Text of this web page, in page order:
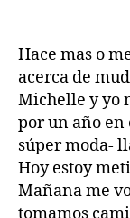
Hace mas o
acerca de
Michelle y yo
por un año en
súper moda-
Hoy estoy
Mañana me